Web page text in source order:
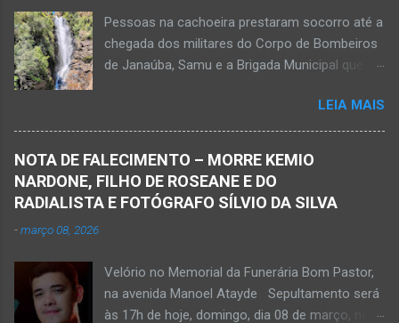
Pessoas na cachoeira prestaram socorro até a
chegada dos militares do Corpo de Bombeiros
de Janaúba, Samu e a Brigada Municipal que
resistiu e foi a óbito Foto álbum pessoal Kauan
Pereira Alves publicou em sua rede social a
foto em que apreciava a Cachoeira Maria Rosa,
em Mato Verde, pouco tempo antes de se
afogar e depois vir a óbito nesta terça-feira, dia
socorrem estudante que se afogou em
cachoeira em Mato Verde nesta terça-feira, dia
LEIA MAIS
NOTA DE FALECIMENTO – MORRE KEMIO
NARDONE, FILHO DE ROSEANE E DO
RADIALISTA E FOTÓGRAFO SÍLVIO DA SILVA
-março 08, 2026
Velório no Memorial da Funerária Bom Pastor,
na avenida Manoel Atayde Sepultamento será
às 17h de hoje, domingo, dia 08 de março, no